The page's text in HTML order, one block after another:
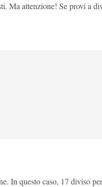
Ma attenzione! Se provi a
In questo caso, 17 diviso